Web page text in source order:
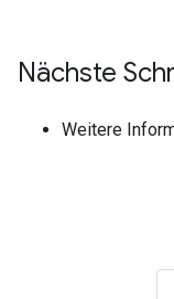
Nächste
Weitere